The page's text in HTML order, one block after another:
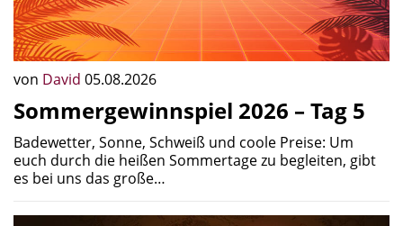
von David 05.08.2026
Sommergewinnspiel 2026 – Tag 5
Badewetter, Sonne, Schweiß und coole Preise: Um
euch durch die heißen Sommertage zu begleiten, gibt
es bei uns das große…